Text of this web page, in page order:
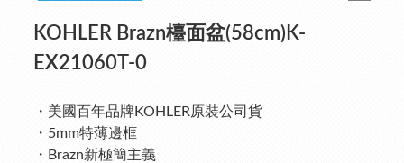
KOHLER Brazn檯面盆(58cm)K-
EX21060T-0
・美國百年品牌KOHLER原裝公司貨
・5mm特薄邊框
・Brazn新極簡主義